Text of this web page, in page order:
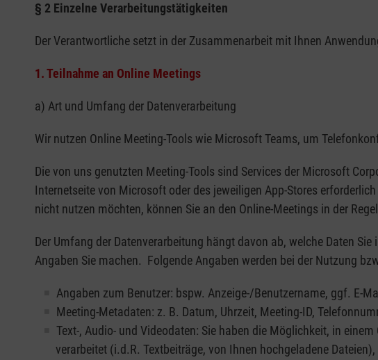
§ 2 Einzelne Verarbeitungstätigkeiten
Der Verantwortliche setzt in der Zusammenarbeit mit Ihnen
1. Teilnahme an Online Meetings
a) Art und Umfang der Datenverarbeitung
Wir nutzen Online Meeting-Tools wie Microsoft Teams, um
Die von uns genutzten Meeting-Tools sind Services der Microsoft
Internetseite von Microsoft oder des jeweiligen App-Stores
nicht nutzen möchten, können Sie an den Online-Meetings in der
Der Umfang der Datenverarbeitung hängt davon ab, welche Daten
Angaben Sie machen. Folgende Angaben werden bei der Nutzung
Angaben zum Benutzer: bspw. Anzeige-/Benutzername, ggf. E-
Meeting-Metadaten: z. B. Datum, Uhrzeit, Meeting-ID,
Text-, Audio- und Videodaten: Sie haben die Möglichkeit, in
verarbeitet (i.d.R. Textbeiträge, von Ihnen hochgeladene